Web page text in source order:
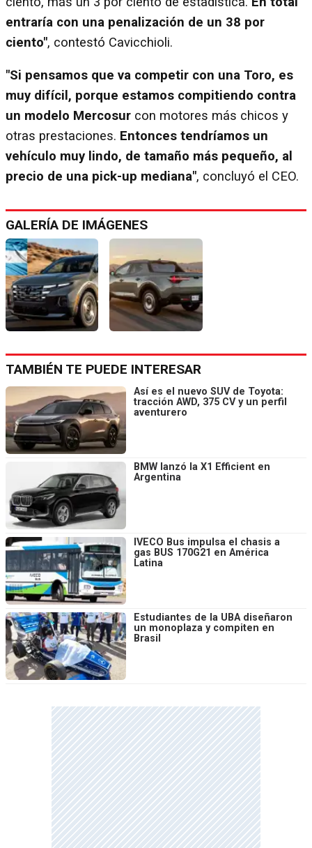
entraría con una penalización de un 38 por
ciento", contestó Cavicchioli.
"Si pensamos que va competir con una Toro, es
muy difícil, porque estamos compitiendo contra
un modelo Mercosur con motores más chicos y
otras prestaciones. Entonces tendríamos un
vehículo muy lindo, de tamaño más pequeño, al
precio de una pick-up mediana", concluyó el CEO.
GALERÍA DE IMÁGENES
TAMBIÉN TE PUEDE INTERESAR
Así es el nuevo SUV de Toyota:
tracción AWD, 375 CV y un perfil
aventurero
BMW lanzó la X1 Efficient en
Argentina
IVECO Bus impulsa el chasis a
gas BUS 170G21 en América
Latina
Estudiantes de la UBA diseñaron
un monoplaza y compiten en
Brasil